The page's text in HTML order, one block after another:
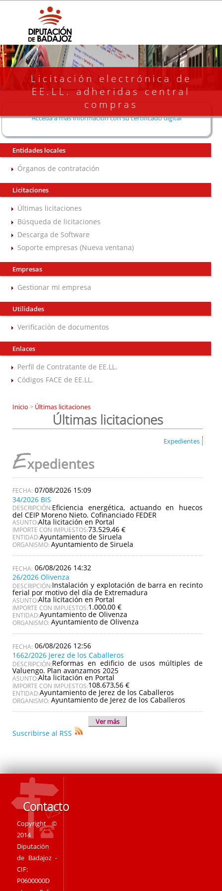
Licitación electrónica de
EE.LL. adheridas central
compras
Acceda a más información con su certificado digital
Entidades locales
Órganos de contratación
Licitaciones
Últimas licitaciones
Búsqueda de licitaciones
Descarga de Software
Soporte empresas (Nueva ventana)
Empresas
Gestionar mi empresa
Utilidades
Verificación de documentos
Enlaces
Perfil de Contratante de EE.LL.
Códigos FACE de EE.LL.
Inicio > Últimas licitaciones
Últimas licitaciones
Expedientes
Expedientes
07/08/2026 15:09
34/2026 BIS
DESCRIPCIÓN:Eficiencia energética, actuando en huecos
del CEIP Moreno Nieto. Cofinanciado FEDER
ASUNTO:Alta licitación en Portal
IMPORTE CON IMPUESTOS:73.529,46 €
ENTIDAD:Ayuntamiento de Siruela
ORGANISMO: Ayuntamiento de Siruela
06/08/2026 14:32
26/2026 Olivenza
DESCRIPCIÓN:Instalación y explotación de barra en recinto
ferial por motivo del día de Extremadura
ASUNTO:Alta licitación en Portal
IMPORTE CON IMPUESTOS:1.000,00 €
ENTIDAD:Ayuntamiento de Olivenza
ORGANISMO: Ayuntamiento de Olivenza
06/08/2026 12:56
1662/2026 Jerez de los Caballeros
DESCRIPCIÓN:Reformas en edificio de usos múltiples de
Valuengo. Plan avanzamos 2025
ASUNTO:Alta licitación en Portal
IMPORTE CON IMPUESTOS:108.673,56 €
ENTIDAD:Ayuntamiento de Jerez de los Caballeros
ORGANISMO: Ayuntamiento de Jerez de los Caballeros
Ver más
Suscribirse al RSS
Contacto
Copyright ©
2014
Diputación
de Badajoz -
CIF:
P0600000D